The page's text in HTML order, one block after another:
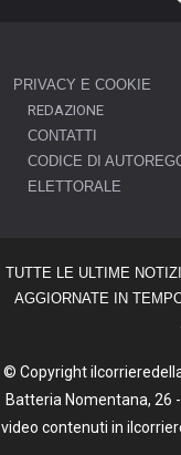
PRIVACY E COOKIE
REDAZIONE
CONTATTI
CODICE DI
ELETTORALE
TUTTE LE ULTIME
AGGIORNATE IN
© Copyright
Batteria Nomentana, 26
video contenuti in